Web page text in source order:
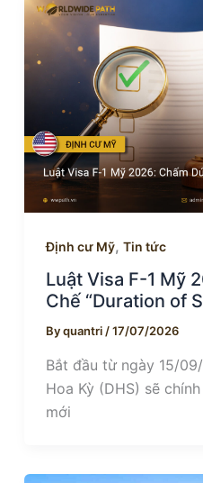
Định cư Mỹ, Tin tức
Luật Visa F-1 Mỹ
Chế “Duration of
Byquantri/17/07/2026
Bắt đầu từ ngày 15/
Hoa Kỳ (DHS) sẽ
mới